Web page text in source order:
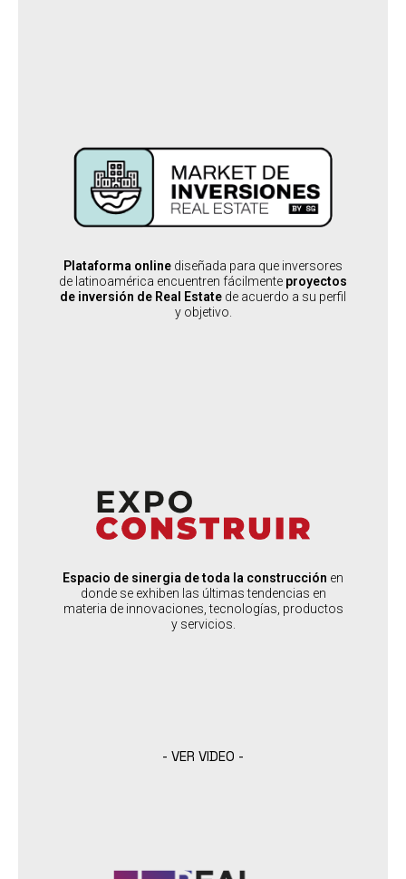
Plataforma online diseñada para que inversores
de latinoamérica encuentren fácilmente proyectos
de inversión de Real Estate de acuerdo a su perfil
y objetivo.
DESTINADO A
:
Inversores y Business People
PAÍSES SEDES
Global
SABER MÁS
Espacio de sinergia de toda la construcción en
donde se exhiben las últimas tendencias en
materia de innovaciones, tecnologías, productos
y servicios.
PAÍSES SEDES
Argentina
PERFIL DEL ASISTENTE
:
PERFIL DEL EXPOSITOR
:
Proveedores de Materiales, Tecnología y Servicios para la
construcción
- VER VIDEO -